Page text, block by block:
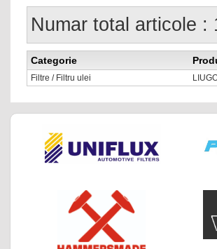
Numar total articole :
Categorie
Filtre / Filtru ulei